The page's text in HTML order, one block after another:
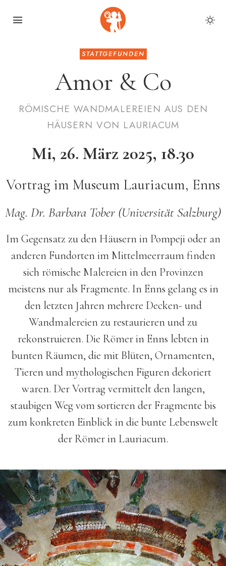
STATTGEFUNDEN
Amor & Co
RÖMISCHE WANDMALEREIEN AUS DEN
HÄUSERN VON LAURIACUM
Mi, 26. März 2025, 18.30
Vortrag im Museum Lauriacum, Enns
Mag. Dr. Barbara Tober (Universität Salzburg)
Im Gegensatz zu den Häusern in Pompeji oder an
anderen Fundorten im Mittelmeerraum finden
sich römische Malereien in den Provinzen
meistens nur als Fragmente. In Enns gelang es in
den letzten Jahren mehrere Decken- und
Wandmalereien zu restaurieren und zu
rekonstruieren. Die Römer in Enns lebten in
bunten Räumen, die mit Blüten, Ornamenten,
Tieren und mythologischen Figuren dekoriert
waren. Der Vortrag vermittelt den langen,
staubigen Weg vom sortieren der Fragmente bis
zum konkreten Einblick in die bunte Lebenswelt
der Römer in Lauriacum.